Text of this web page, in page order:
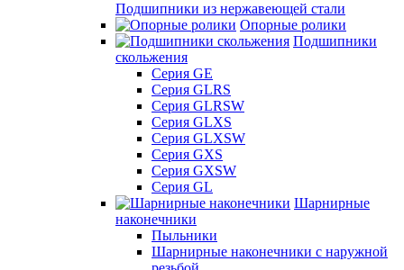
Подшипники из нержавеющей стали
Опорные ролики
Подшипники
скольжения
Серия GE
Серия GLRS
Серия GLRSW
Серия GLXS
Серия GLXSW
Серия GXS
Серия GXSW
Серия GL
Шарнирные
наконечники
Пыльники
Шарнирные наконечники с наружной